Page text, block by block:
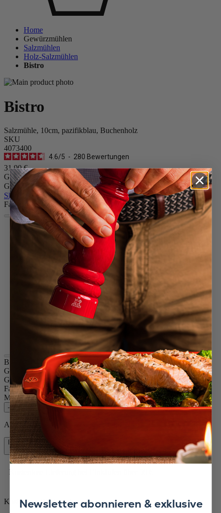
Home
Gewürzmühlen
Salzmühlen
Holz-Salzmühlen
Bistro
Bistro
Salzmühle, 10cm, pazifikblau, Buchenholz
SKU
4073400
4.6/5 - 280 Bewertungen
31,90 €
Größe
Gewürz
Skip the carrousel
Farbe
Pazifikblau
Passionsrot
Pistaziengrün
Bonbonrosa
Schiefer
Schwarz lackiert
Elfenbein
Terracotta
Transparent
Safrangelb
Waldgrün
Grau Taupe
Perlgrau
Bistro
Größe
10cm
Gewürz Trockenes Salz
Farbe Pazifikblau
Menge
– +
Auf Lager und bereit, zu Ihnen nach Hause geliefert zu werden.
In den Warenkorb
31,90 €
Kostenlose Lieferung bei Einkäufen über 50 €
Kostenlose Rücksendungen
Newsletter abonnieren & exklusive